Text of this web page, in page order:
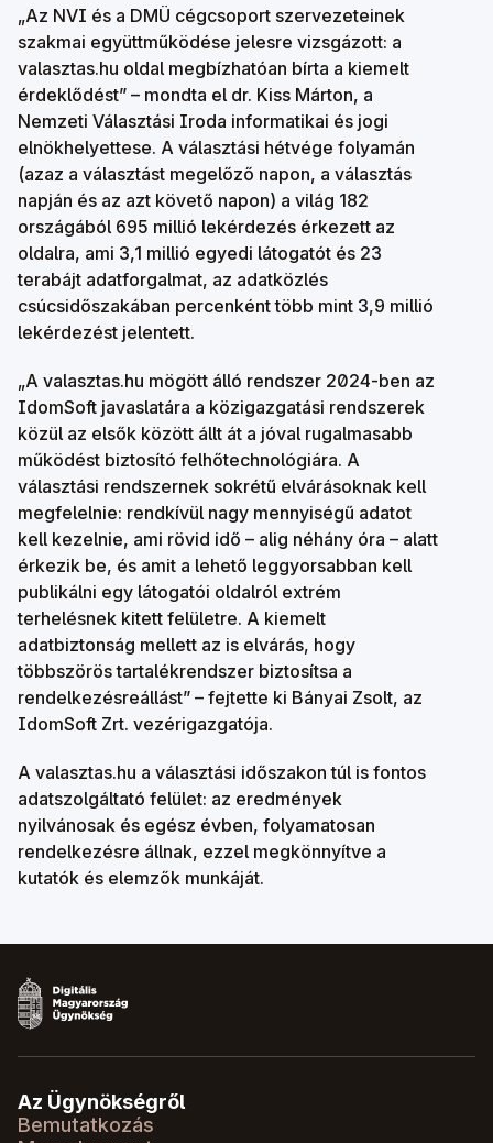
„Az NVI és a DMÜ cégcsoport szervezeteinek
szakmai együttműködése jelesre vizsgázott: a
valasztas.hu oldal megbízhatóan bírta a kiemelt
érdeklődést” – mondta el dr. Kiss Márton, a
Nemzeti Választási Iroda informatikai és jogi
elnökhelyettese. A választási hétvége folyamán
(azaz a választást megelőző napon, a választás
napján és az azt követő napon) a világ 182
országából 695 millió lekérdezés érkezett az
oldalra, ami 3,1 millió egyedi látogatót és 23
terabájt adatforgalmat, az adatközlés
csúcsidőszakában percenként több mint 3,9 millió
lekérdezést jelentett.
„A valasztas.hu mögött álló rendszer 2024-ben az
IdomSoft javaslatára a közigazgatási rendszerek
közül az elsők között állt át a jóval rugalmasabb
működést biztosító felhőtechnológiára. A
választási rendszernek sokrétű elvárásoknak kell
megfelelnie: rendkívül nagy mennyiségű adatot
kell kezelnie, ami rövid idő – alig néhány óra – alatt
érkezik be, és amit a lehető leggyorsabban kell
publikálni egy látogatói oldalról extrém
terhelésnek kitett felületre. A kiemelt
adatbiztonság mellett az is elvárás, hogy
többszörös tartalékrendszer biztosítsa a
rendelkezésreállást” – fejtette ki Bányai Zsolt, az
IdomSoft Zrt. vezérigazgatója.
A valasztas.hu a választási időszakon túl is fontos
adatszolgáltató felület: az eredmények
nyilvánosak és egész évben, folyamatosan
rendelkezésre állnak, ezzel megkönnyítve a
kutatók és elemzők munkáját.
Az Ügynökségről
Bemutatkozás